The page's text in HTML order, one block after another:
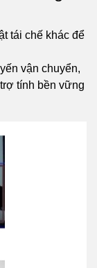
tái chế khác để
vận chuyển,
tính bền vững